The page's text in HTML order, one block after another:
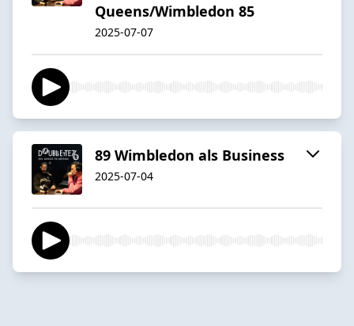
Queens/Wimbledon 85
2025-07-07
89 Wimbledon als Business
2025-07-04